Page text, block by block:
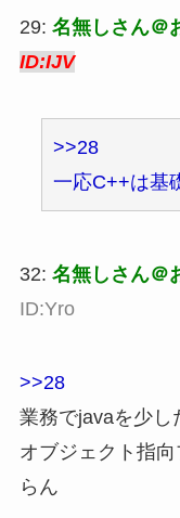
29: 名無しさん＠
ID:IJV
>>28
一応C++は基
32: 名無しさん＠
ID:Yro
>>28
業務でjavaを少し
オブジェクト指
らん